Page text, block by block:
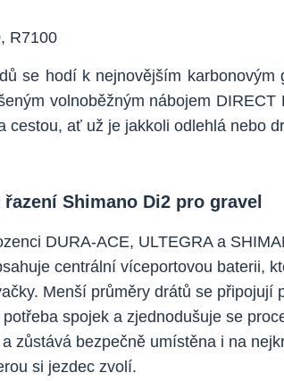
R7100
se hodí k nejnovějším karbonovým
volnoběžným nábojem
cestou, ať už je jakkoli odlehlá nebo
Shimano Di2 pro gravel
DURA-ACE, ULTEGRA a
centrální víceportovou baterii,
Menší průměry drátů se připojují
spojek a zjednodušuje se
zůstává bezpečně umístěna i na
si jezdec zvolí.